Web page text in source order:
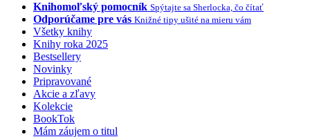
Knihomoľský pomocník Spýtajte sa Sherlocka, čo čítať
Odporúčame pre vás Knižné tipy ušité na mieru vám
Všetky knihy
Knihy roka 2025
Bestsellery
Novinky
Pripravované
Akcie a zľavy
Kolekcie
BookTok
Mám záujem o titul